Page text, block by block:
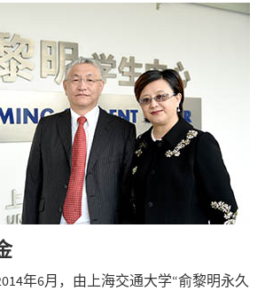
年6月，由上海交通大学“俞黎明永久